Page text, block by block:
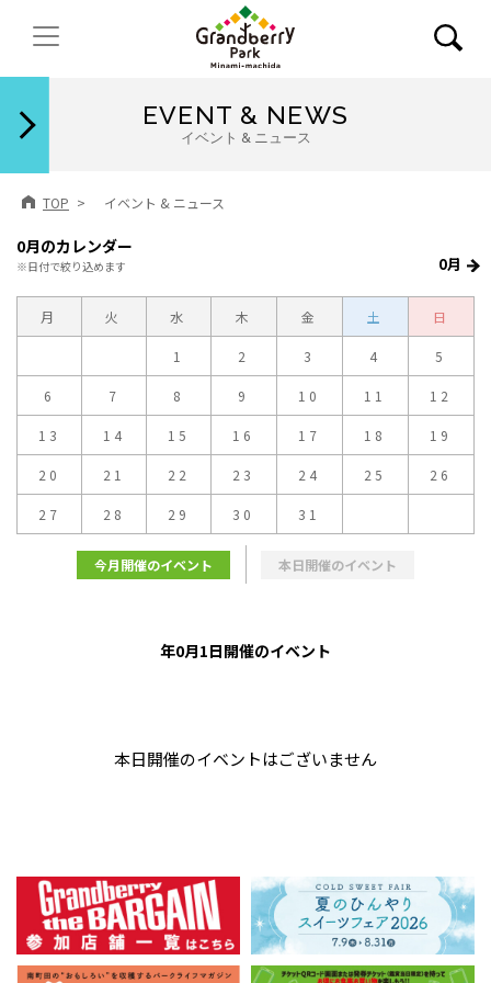
EVENT & NEWS
イベント & ニュース
TOP イベント & ニュース
0月のカレンダー
※日付で絞り込めます 0月
月 火 水 木 金 土 日
1 2 3 4 5
6 7 8 9 10 11 12
13 14 15 16 17 18 19
20 21 22 23 24 25 26
27 28 29 30 31
今月開催のイベント 本日開催のイベント
年0月1日開催のイベント
本日開催のイベントはございません
閉じる